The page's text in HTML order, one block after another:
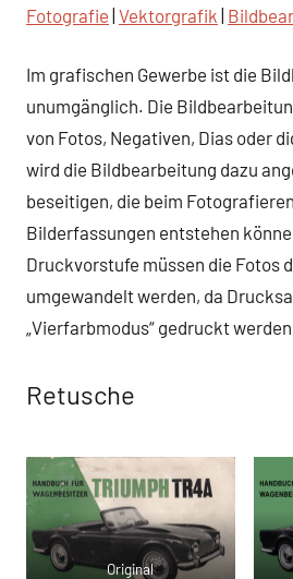
Fotografie | Vektorgrafik |
Im grafischen Gewerbe ist die
unumgänglich. Die
von Fotos, Negativen, Dias oder
wird die Bildbearbeitung dazu
beseitigen, die beim
Bilderfassungen entstehen
Druckvorstufe müssen die Fotos
umgewandelt werden, da
„Vierfarbmodus“ gedruckt
Retusche
Original